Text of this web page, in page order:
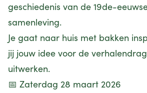
geschiedenis van de 19de-
samenleving.
Je gaat naar huis met bakken
jij jouw idee voor de
uitwerken.
📅 Zaterdag 28 maart 2026